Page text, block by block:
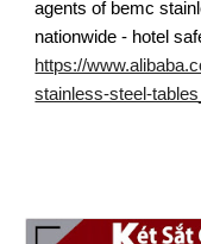
agents of bemc
nationwide - hotel
https://
stainless-steel-